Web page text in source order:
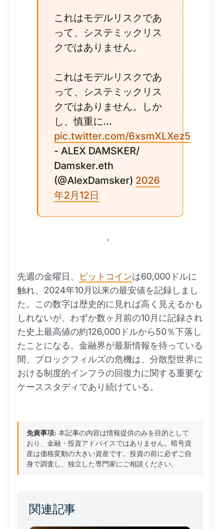
これはモデルリスクであ
って、システミックリス
クではありません。
これはモデルリスクであ
って、システミックリス
クではありません。しか
し、慎重に...
pic.twitter.com/6xsmXLXez5
- ALEX DAMSKER/
Damsker.eth
(@AlexDamsker) 2026
年2月12日
。
先週の金曜日、 ビットコインは60,000ドルに
触れ、2024年10月以来の最安値を記録しまし
た。この数字は歴史的に見れば高く見えるかも
しれないが、わずか数ヶ月前の10月に記録され
た史上最高値の約126,000ドルから50％下落し
たことになる。金融界が最新情報を待っている
間、ブロックフィルズの危機は、分散型世界に
おける制度的インフラの回復力に関する重要な
ケーススタディであり続けている。
免責事項: 本記事の内容は情報提供のみを目的として
おり、金融・投資アドバイスではありません。暗号資
産は価格変動の大きい資産です。投資の前に必ずご自
身で調査し、独立した専門家にご相談ください。
関連記事